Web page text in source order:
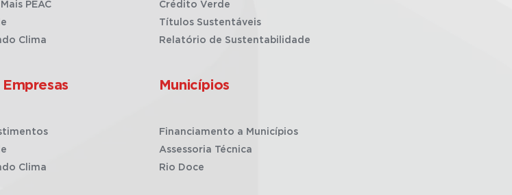
PEAC
Clima
Clima
Crédito Verde
Títulos Sustentáveis
Relatório de Sustentabilidade
Municípios
Financiamento a Municípios
Assessoria Técnica
Rio Doce